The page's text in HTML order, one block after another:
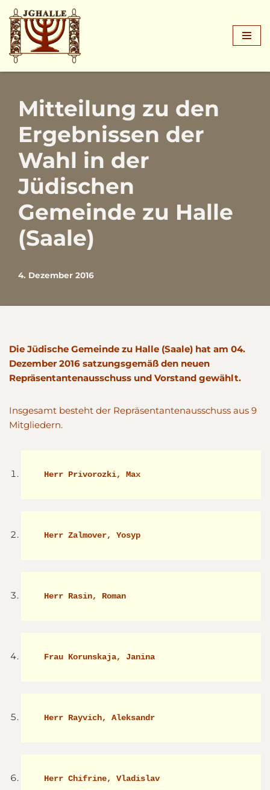
Zum
Inhalt
springen
Mitteilung zu den
Ergebnissen der
Wahl in der
Jüdischen
Gemeinde zu Halle
(Saale)
4. Dezember 2016
Die Jüdische Gemeinde zu Halle (Saale) hat am 04.
Dezember 2016 satzungsgemäß den neuen
Repräsentantenausschuss und Vorstand gewählt.
Insgesamt besteht der Repräsentantenausschuss aus 9
Mitgliedern.
Herr Privorozki, Max
Herr Zalmover, Yosyp
Herr Rasin, Roman
Frau Korunskaja, Janina
Herr Rayvich, Aleksandr
Herr Chifrine, Vladislav